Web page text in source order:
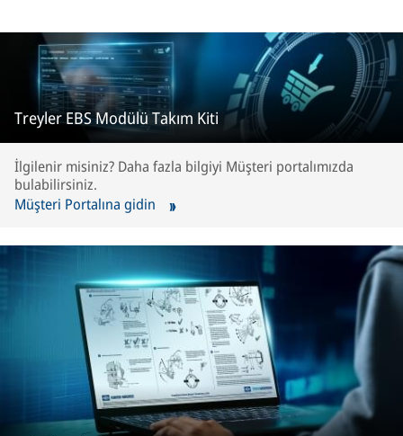
Treyler EBS Modülü Takım Kiti
İlgilenir misiniz? Daha fazla bilgiyi Müşteri portalımızda
bulabilirsiniz.
Müşteri Portalına gidin